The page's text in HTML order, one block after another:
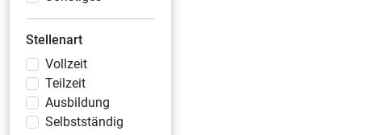
Stellenart
Vollzeit
Teilzeit
Ausbildung
Selbstständig